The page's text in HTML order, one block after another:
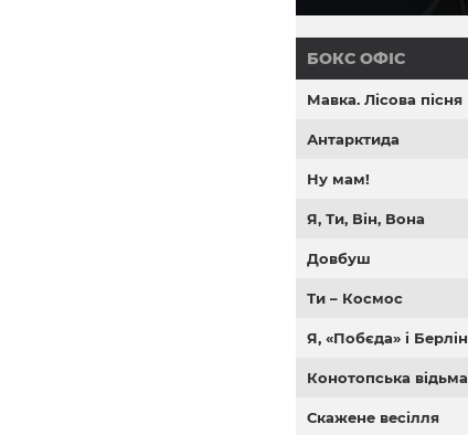
БОКС ОФІС
Мавка. Лісова пісня
Антарктида
Ну мам!
Я, Ти, Він, Вона
Довбуш
Ти – Космос
Я, «Побєда» і Берлін
Конотопська відьма
Скажене весілля